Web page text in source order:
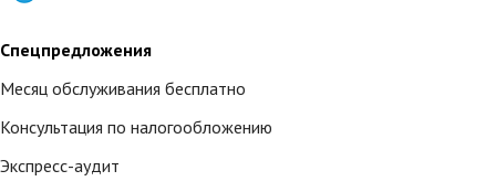
Спецпредложения
Месяц обслуживания бесплатно
Консультация по налогообложению
Экспресс-аудит